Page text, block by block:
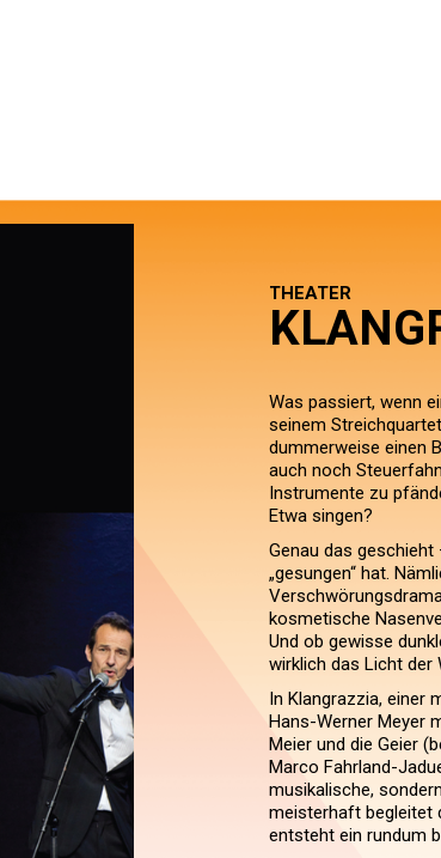
THEATER
Was passiert, wenn
seinem
dummerweise einen
auch noch
Instrumente zu
Etwa singen?
Genau das
„gesungen“ hat.
kosmetische
Und ob gewisse
wirklich das Licht der
In Klangrazzia, einer
Hans-Werner Meyer
Meier und die Geier
Marco Fahrland-
musikalische,
meisterhaft begleitet
entsteht ein rundum